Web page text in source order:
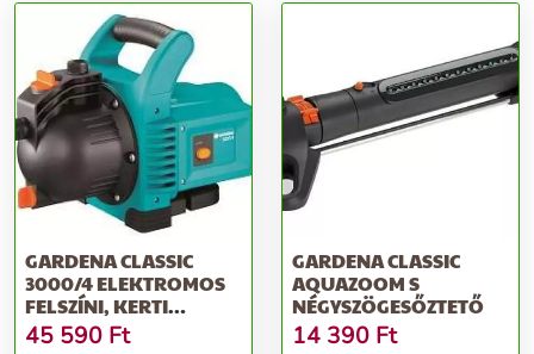
GARDENA CLASSIC
3000/4 ELEKTROMOS
FELSZÍNI, KERTI
VÍZSZIVATTYÚ, 6...
45 590 Ft
GARDENA CLASSIC
AQUAZOOM S
NÉGYSZÖGESŐZTETŐ
14 390 Ft